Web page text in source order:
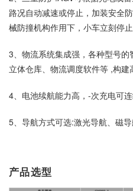
路况自动减速或停止，加装安全
械防撞机构作用下，小车立刻停止
3、物流系统集成强，各种型号的
立体仓库、物流调度软件等 ,构建
4、电池续航能力高，-次充电可连
5、导航方式可选:激光导航、磁导
产品选型